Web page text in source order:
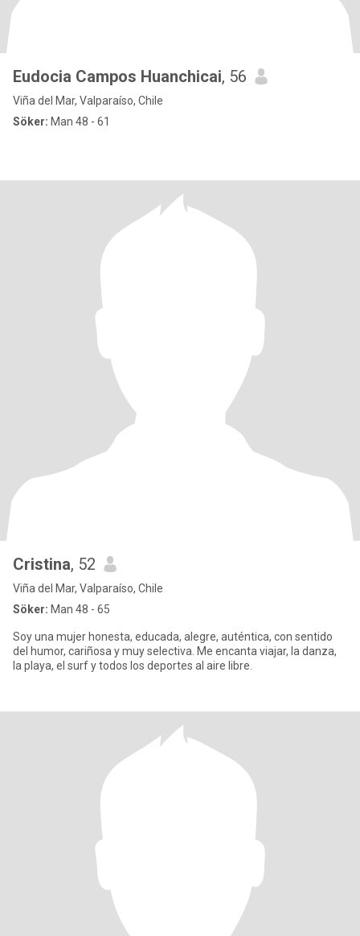
Eudocia Campos Huanchicai, 56
Viña del Mar, Valparaíso, Chile
Söker: Man 48 - 61
Cristina, 52
Viña del Mar, Valparaíso, Chile
Söker: Man 48 - 65
Soy una mujer honesta, educada, alegre, auténtica, con sentido
del humor, cariñosa y muy selectiva. Me encanta viajar, la danza,
la playa, el surf y todos los deportes al aire libre.